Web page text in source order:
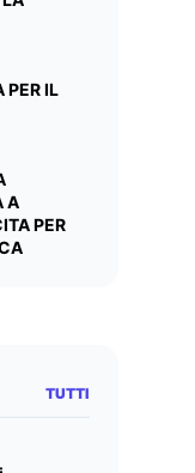
PER IL
A
PER
TUTTI